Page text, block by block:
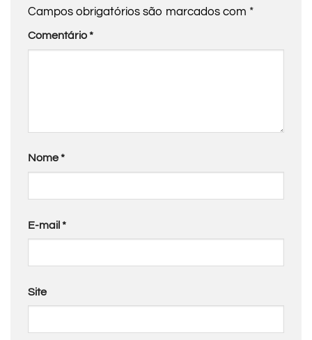
Campos obrigatórios são marcados com *
Comentário*
Nome*
E-mail*
Site